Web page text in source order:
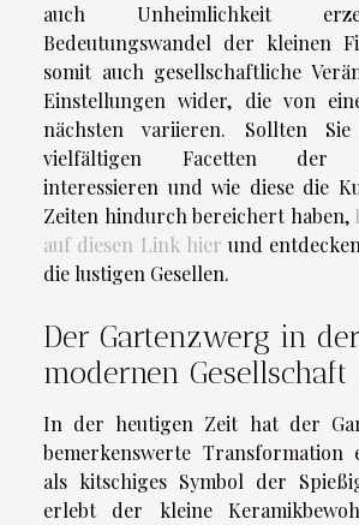
auch Unheimlichkeit
Bedeutungswandel der kleinen
somit auch gesellschaftliche
Einstellungen wider, die von
nächsten variieren. Sollten
vielfältigen Facetten der
interessieren und wie diese die
Zeiten hindurch bereichert haben,
auf diesen Link hier und
die lustigen Gesellen.
Der Gartenzwerg in der
modernen Gesellschaft
In der heutigen Zeit hat der
bemerkenswerte Transformation
als kitschiges Symbol der
erlebt der kleine